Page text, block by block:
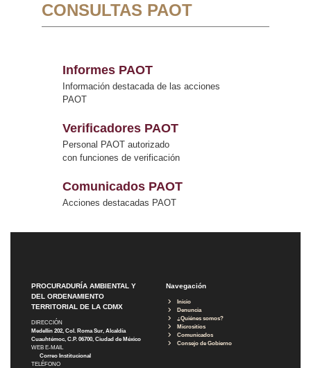
CONSULTAS PAOT
Informes PAOT
Información destacada de las acciones
PAOT
Verificadores PAOT
Personal PAOT autorizado
con funciones de verificación
Comunicados PAOT
Acciones destacadas PAOT
PROCURADURÍA AMBIENTAL Y
DEL ORDENAMIENTO
TERRITORIAL DE LA CDMX
DIRECCIÓN
Medellín 202, Col. Roma Sur, Alcaldía
Cuauhtémoc, C.P. 06700, Ciudad de México
WEB E-MAIL
Correo Institucional
TELÉFONO
Navegación
Inicio
Denuncia
¿Quiénes somos?
Micrositios
Comunicados
Consejo de Gobierno